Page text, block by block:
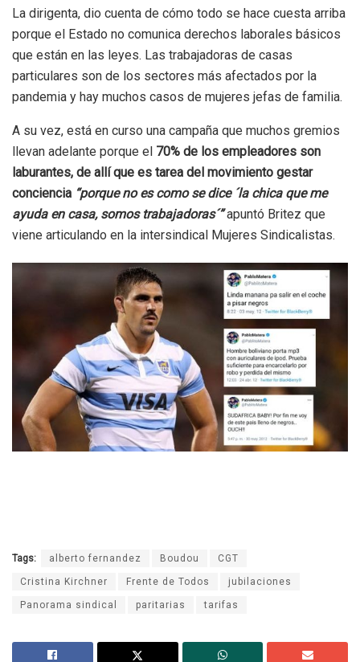
La dirigenta, dio cuenta de cómo todo se hace cuesta arriba
porque el Estado no comunica derechos laborales básicos
que están en las leyes. Las trabajadoras de casas
particulares son de los sectores más afectados por la
pandemia y hay muchos casos de mujeres jefas de familia.
A su vez, está en curso una campaña que muchos gremios
llevan adelante porque el 70% de los empleadores son
laburantes, de allí que es tarea del movimiento gestar
conciencia “porque no es como se dice ´la chica que me
ayuda en casa, somos trabajadoras´”apuntó Britez que
viene articulando en la intersindical Mujeres Sindicalistas.
Tags: alberto fernandez Boudou CGT
Cristina Kirchner Frente de Todos jubilaciones
Panorama sindical paritarias tarifas